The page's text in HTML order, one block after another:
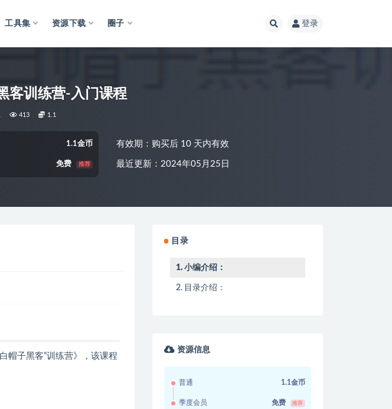
工具集 资源下载 圈子 登录
客训练营-入门课程
413 1.1
1.1金币
免费 推荐
有效期：购买后 10 天内有效
最近更新：2024年05月25日
帽子黑客”训练营》，该课程
目录
小编介绍：
目录介绍：
资源信息
普通 1.1金币
季度会员 免费 推荐